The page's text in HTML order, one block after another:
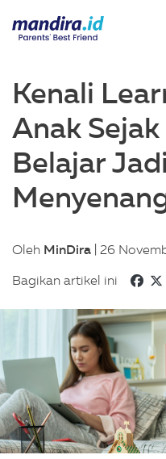
Kenali
Anak
Belajar
Oleh MinDira | 26
Bagikan artikel ini